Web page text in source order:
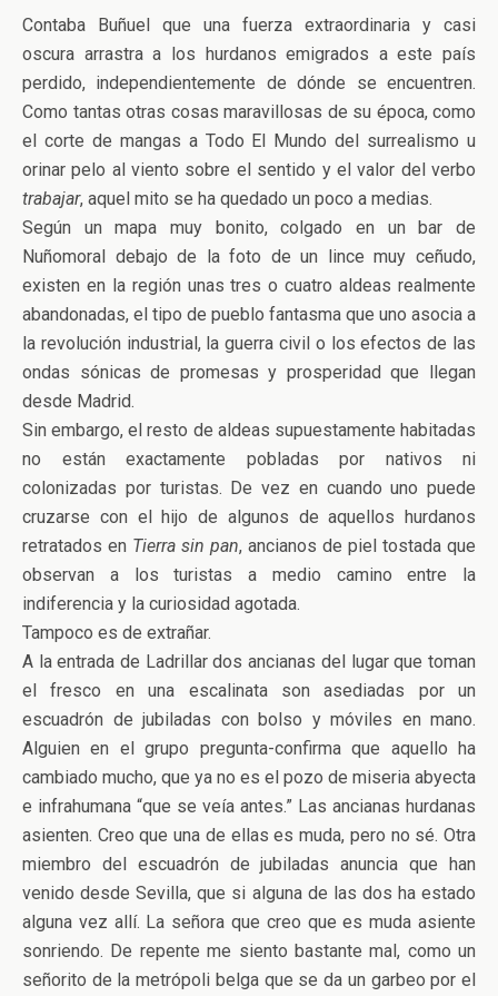
Contaba Buñuel que una fuerza extraordinaria y casi
oscura arrastra a los hurdanos emigrados a este país
perdido, independientemente de dónde se encuentren.
Como tantas otras cosas maravillosas de su época, como
el corte de mangas a Todo El Mundo del surrealismo u
orinar pelo al viento sobre el sentido y el valor del verbo
trabajar, aquel mito se ha quedado un poco a medias.
Según un mapa muy bonito, colgado en un bar de
Nuñomoral debajo de la foto de un lince muy ceñudo,
existen en la región unas tres o cuatro aldeas realmente
abandonadas, el tipo de pueblo fantasma que uno asocia a
la revolución industrial, la guerra civil o los efectos de las
ondas sónicas de promesas y prosperidad que llegan
desde Madrid.
Sin embargo, el resto de aldeas supuestamente habitadas
no están exactamente pobladas por nativos ni
colonizadas por turistas. De vez en cuando uno puede
cruzarse con el hijo de algunos de aquellos hurdanos
retratados en Tierra sin pan, ancianos de piel tostada que
observan a los turistas a medio camino entre la
indiferencia y la curiosidad agotada.
Tampoco es de extrañar.
A la entrada de Ladrillar dos ancianas del lugar que toman
el fresco en una escalinata son asediadas por un
escuadrón de jubiladas con bolso y móviles en mano.
Alguien en el grupo pregunta-confirma que aquello ha
cambiado mucho, que ya no es el pozo de miseria abyecta
e infrahumana “que se veía antes.” Las ancianas hurdanas
asienten. Creo que una de ellas es muda, pero no sé. Otra
miembro del escuadrón de jubiladas anuncia que han
venido desde Sevilla, que si alguna de las dos ha estado
alguna vez allí. La señora que creo que es muda asiente
sonriendo. De repente me siento bastante mal, como un
señorito de la metrópoli belga que se da un garbeo por el